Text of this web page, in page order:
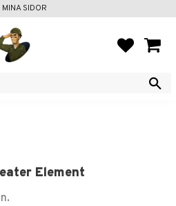
MINA SIDOR
Element